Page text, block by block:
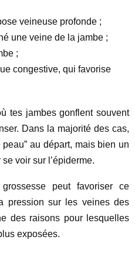
veineuse profonde ;
une veine de la jambe ;
;
congestive, qui favorise
tes jambes gonflent souvent
Dans la majorité des cas,
au départ, mais bien un
voir sur l’épiderme.
peut favoriser ce
pression sur les veines des
des raisons pour lesquelles
exposées.